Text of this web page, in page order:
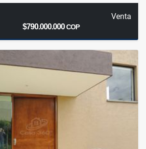
Venta
$790.000.000COP